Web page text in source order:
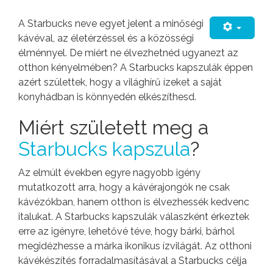
A Starbucks neve egyet jelent a minőségi
kávéval, az életérzéssel és a közösségi
élménnyel. De miért ne élvezhetnéd ugyanezt az
otthon kényelmében? A Starbucks kapszulák éppen
azért születtek, hogy a világhírű ízeket a saját
konyhádban is könnyedén elkészíthesd.
Miért született meg a
Starbucks kapszula?
Az elmúlt években egyre nagyobb igény
mutatkozott arra, hogy a kávérajongók ne csak
kávézókban, hanem otthon is élvezhessék kedvenc
italukat. A Starbucks kapszulák válaszként érkeztek
erre az igényre, lehetővé téve, hogy bárki, bárhol
megidézhesse a márka ikonikus ízvilágát. Az otthoni
kávékészítés forradalmasításával a Starbucks célja